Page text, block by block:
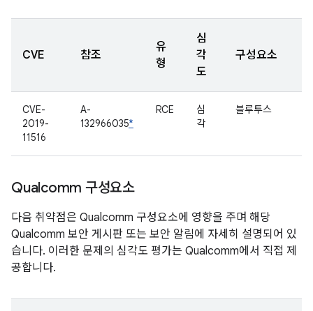
CVE 참조
유
형
심
각
도
구성요소
CVE-
2019-
11516
A-
132966035*
RCE
심
각
블루투스
Qualcomm 구성요소
다음 취약점은 Qualcomm 구성요소에 영향을 주며 해당
Qualcomm 보안 게시판 또는 보안 알림에 자세히 설명되어 있
습니다. 이러한 문제의 심각도 평가는 Qualcomm에서 직접 제
공합니다.